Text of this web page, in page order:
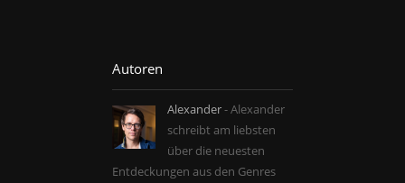
Autoren
Alexander- Alexander
schreibt am liebsten
über die neuesten
Entdeckungen aus den Genres